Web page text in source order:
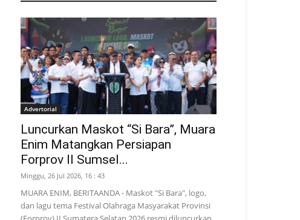
Advertorial
Luncurkan Maskot “Si Bara”, Muara
Enim Matangkan Persiapan
Forprov II Sumsel...
Minggu, 26 Jul 2026, 16 : 43
MUARA ENIM, BERITAANDA - Maskot "Si Bara", logo,
dan lagu tema Festival Olahraga Masyarakat Provinsi